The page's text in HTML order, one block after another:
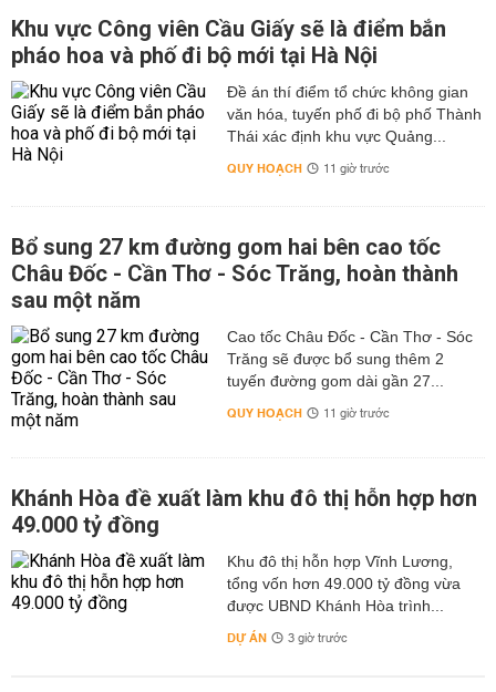
Khu vực Công viên Cầu Giấy sẽ là điểm bắn
pháo hoa và phố đi bộ mới tại Hà Nội
Đề án thí điểm tổ chức không gian
văn hóa, tuyến phố đi bộ phố Thành
Thái xác định khu vực Quảng...
QUY HOẠCH 11 giờ trước
Bổ sung 27 km đường gom hai bên cao tốc
Châu Đốc - Cần Thơ - Sóc Trăng, hoàn thành
sau một năm
Cao tốc Châu Đốc - Cần Thơ - Sóc
Trăng sẽ được bổ sung thêm 2
tuyến đường gom dài gần 27...
QUY HOẠCH 11 giờ trước
Khánh Hòa đề xuất làm khu đô thị hỗn hợp hơn
49.000 tỷ đồng
Khu đô thị hỗn hợp Vĩnh Lương,
tổng vốn hơn 49.000 tỷ đồng vừa
được UBND Khánh Hòa trình...
DỰ ÁN 3 giờ trước